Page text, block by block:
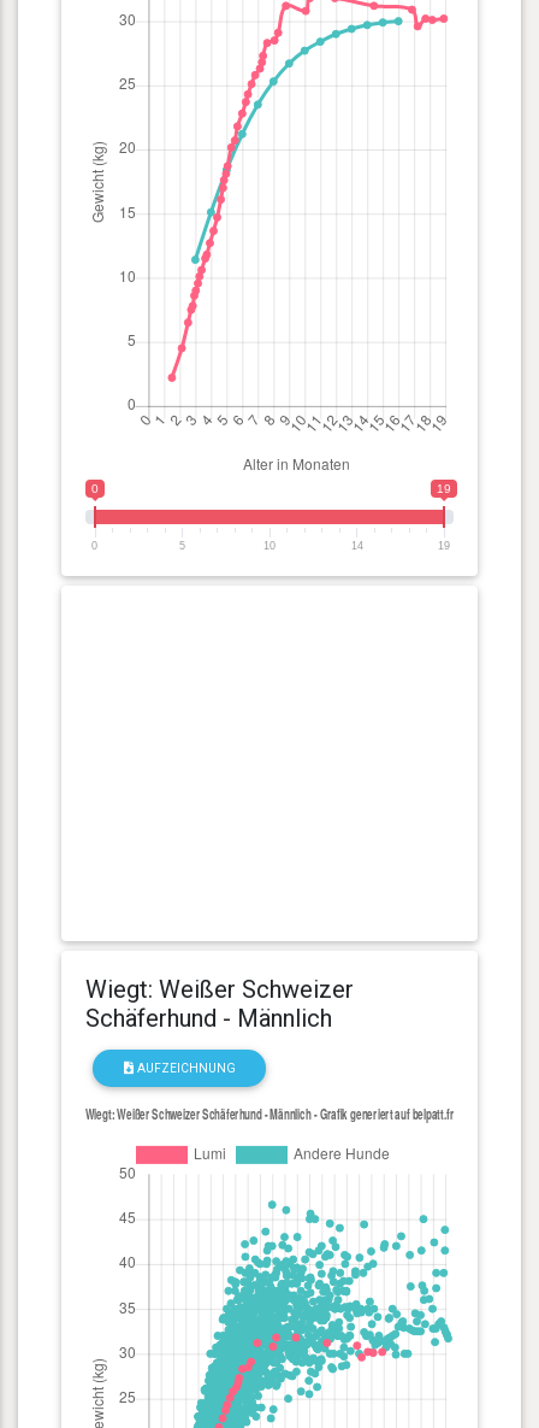
0 19
0 5 10 14 19
Wiegt: Weißer Schweizer
Schäferhund - Männlich
AUFZEICHNUNG